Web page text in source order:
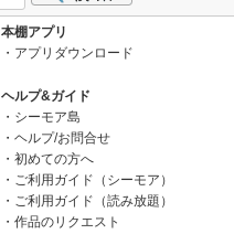
本棚アプリ
アプリダウンロード
ヘルプ&ガイド
シーモア島
ヘルプ/お問合せ
初めての方へ
ご利用ガイド（シーモア）
ご利用ガイド（読み放題）
作品のリクエスト